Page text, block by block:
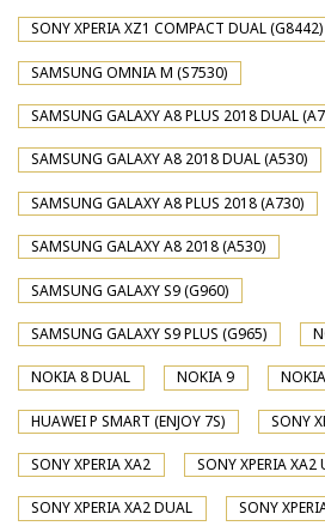
SONY XPERIA XZ1 COMPACT DUAL (G8442)
SAMSUNG OMNIA M (S7530)
SAMSUNG GALAXY A8 PLUS 2018 DUAL
SAMSUNG GALAXY A8 2018 DUAL (A530)
SAMSUNG GALAXY A8 PLUS 2018 (A730)
SAMSUNG GALAXY A8 2018 (A530)
SAMSUNG GALAXY S9 (G960)
SAMSUNG GALAXY S9 PLUS (G965)
NOKIA 8 DUAL NOKIA 9
HUAWEI P SMART (ENJOY 7S) SONY
SONY XPERIA XA2 SONY XPERIA XA2
SONY XPERIA XA2 DUAL SONY